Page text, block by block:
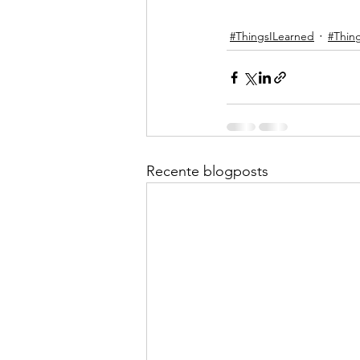
#ThingsILearned
Recente blogposts